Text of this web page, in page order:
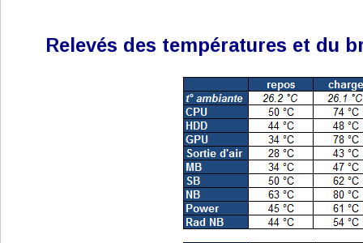
Relevés des températures et du